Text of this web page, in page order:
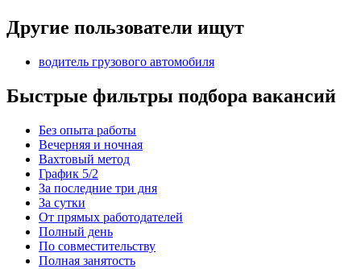
Другие пользователи ищут
водитель грузового автомобиля
Быстрые фильтры подбора вакансий
Без опыта работы
Вечерняя и ночная
Вахтовый метод
График 5/2
За последние три дня
За сутки
От прямых работодателей
Полный день
По совместительству
Полная занятость